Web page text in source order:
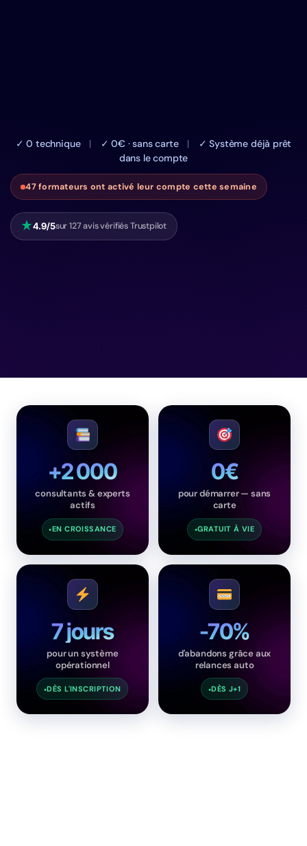
✓ 0 technique ︱ ✓ 0€ · sans carte ︱ ✓ Système déjà prêt
dans le compte
47 formateurs ont activé leur compte cette semaine
4.9/5sur 127 avis vérifiés Trustpilot
+2 000
consultants & experts
actifs
EN CROISSANCE
0€
pour démarrer — sans
carte
GRATUIT À VIE
7 jours
pour un système
opérationnel
DÈS L'INSCRIPTION
-70%
d'abandons grâce aux
relances auto
DÈS J+1